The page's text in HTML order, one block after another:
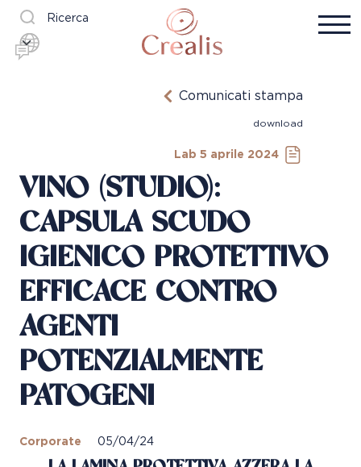
Ricerca
Comunicati stampa
download
Lab 5 aprile 2024
VINO (STUDIO):
CAPSULA SCUDO
IGIENICO PROTETTIVO
EFFICACE CONTRO
AGENTI
POTENZIALMENTE
PATOGENI
Corporate 05/04/24